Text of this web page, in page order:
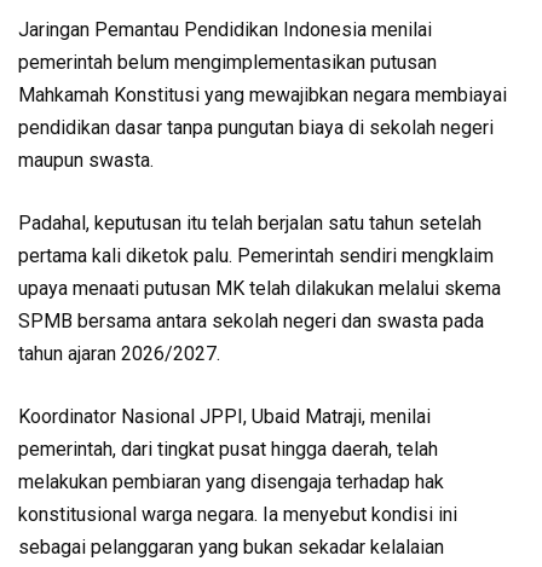
Jaringan Pemantau Pendidikan Indonesia menilai
pemerintah belum mengimplementasikan putusan
Mahkamah Konstitusi yang mewajibkan negara membiayai
pendidikan dasar tanpa pungutan biaya di sekolah negeri
maupun swasta.
Padahal, keputusan itu telah berjalan satu tahun setelah
pertama kali diketok palu. Pemerintah sendiri mengklaim
upaya menaati putusan MK telah dilakukan melalui skema
SPMB bersama antara sekolah negeri dan swasta pada
tahun ajaran 2026/2027.
Koordinator Nasional JPPI, Ubaid Matraji, menilai
pemerintah, dari tingkat pusat hingga daerah, telah
melakukan pembiaran yang disengaja terhadap hak
konstitusional warga negara. Ia menyebut kondisi ini
sebagai pelanggaran yang bukan sekadar kelalaian